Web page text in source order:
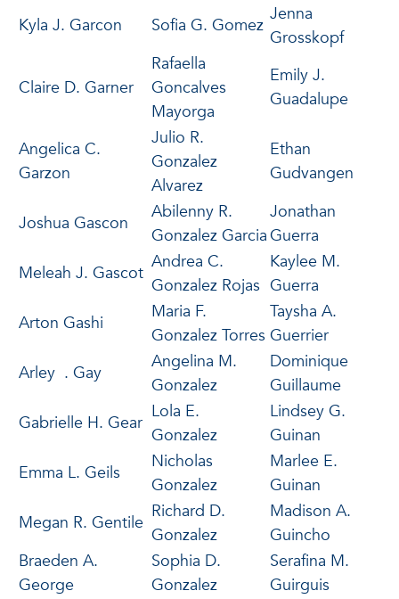
Kyla J. Garcon
Sofia G. Gomez
Jenna
Grosskopf
Claire D. Garner
Rafaella
Goncalves
Mayorga
Emily J.
Guadalupe
Angelica C.
Garzon
Julio R.
Gonzalez
Alvarez
Ethan
Gudvangen
Joshua Gascon
Abilenny R.
Gonzalez Garcia
Jonathan
Guerra
Meleah J. Gascot
Andrea C.
Gonzalez Rojas
Kaylee M.
Guerra
Arton Gashi
Maria F.
Gonzalez Torres
Taysha A.
Guerrier
Arley . Gay
Angelina M.
Gonzalez
Dominique
Guillaume
Gabrielle H. Gear
Lola E.
Gonzalez
Lindsey G.
Guinan
Emma L. Geils
Nicholas
Gonzalez
Marlee E.
Guinan
Megan R. Gentile
Richard D.
Gonzalez
Madison A.
Guincho
Braeden A.
George
Sophia D.
Gonzalez
Serafina M.
Guirguis